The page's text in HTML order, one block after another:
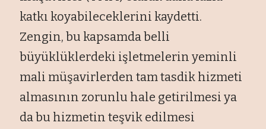
katkı koyabileceklerini kaydetti.
Zengin, bu kapsamda belli
büyüklüklerdeki işletmelerin yeminli
mali müşavirlerden tam tasdik hizmeti
almasının zorunlu hale getirilmesi ya
da bu hizmetin teşvik edilmesi